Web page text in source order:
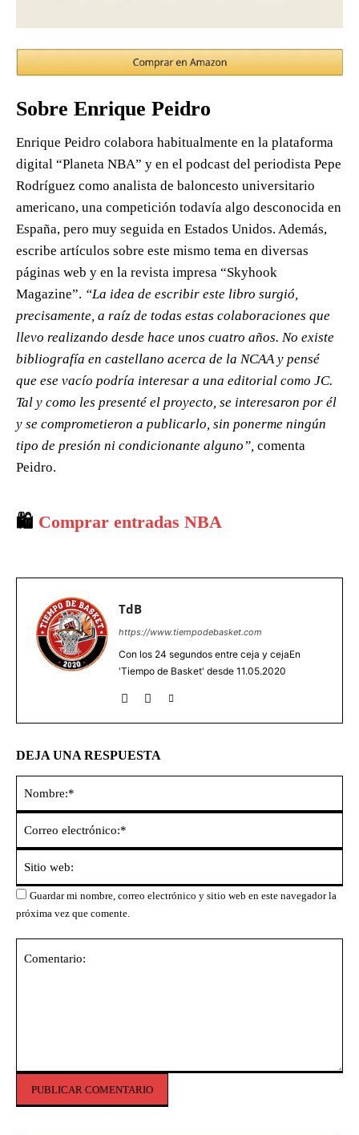
Sobre Enrique Peidro
Enrique Peidro colabora habitualmente en la plataforma
digital “Planeta NBA” y en el podcast del periodista Pepe
Rodríguez como analista de baloncesto universitario
americano, una competición todavía algo desconocida en
España, pero muy seguida en Estados Unidos. Además,
escribe artículos sobre este mismo tema en diversas
páginas web y en la revista impresa “Skyhook
Magazine”. “La idea de escribir este libro surgió,
precisamente, a raíz de todas estas colaboraciones que
llevo realizando desde hace unos cuatro años. No existe
bibliografía en castellano acerca de la NCAA y pensé
que ese vacío podría interesar a una editorial como JC.
Tal y como les presenté el proyecto, se interesaron por él
y se comprometieron a publicarlo, sin ponerme ningún
tipo de presión ni condicionante alguno”, comenta
Peidro.
🛍️ Comprar entradas NBA
TdB
https://www.tiempodebasket.com
Con los 24 segundos entre ceja y cejaEn
'Tiempo de Basket' desde 11.05.2020
DEJA UNA RESPUESTA
Guardar mi nombre, correo electrónico y sitio web en este navegador la
próxima vez que comente.